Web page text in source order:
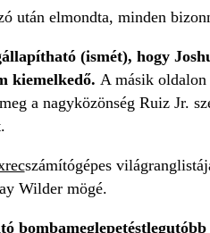
után elmondta, minden
(ismét), hogy
kiemelkedő. A másik
a nagyközönség Ruiz Jr.
számítógépes
Wilder mögé.
bombameglepetéstlegutóbb